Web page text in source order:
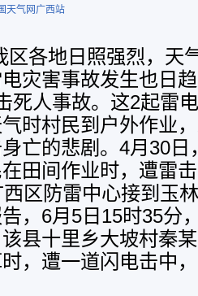
天气网广西站
区各地日照强烈，天
灾害事故发生也日
死人事故。这2起雷
时村民到户外作业
亡的悲剧。4月30日
田间作业时，遭雷
区防雷中心接到玉
，6月5日15时35分
县十里乡大坡村秦
，遭一道闪电击中